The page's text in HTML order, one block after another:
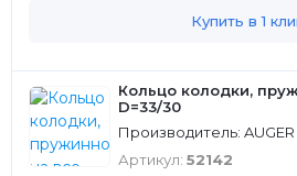
Купить в 1
Кольцо колодки,
D=33/30
Производитель: AUGER
Артикул: 52142